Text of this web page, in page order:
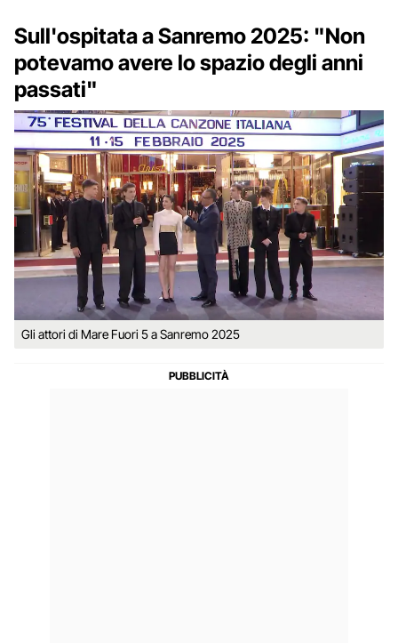
Sull'ospitata a Sanremo 2025: "Non
potevamo avere lo spazio degli anni
passati"
Gli attori di Mare Fuori 5 a Sanremo 2025